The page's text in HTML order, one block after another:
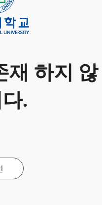
재 하지 않
.